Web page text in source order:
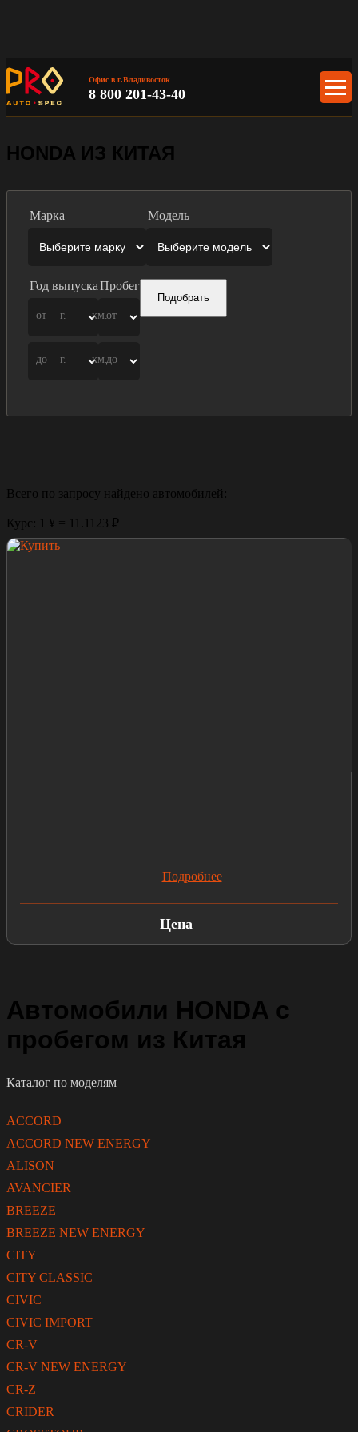
Офис в г.Владивосток
8 800 201-43-40
HONDA ИЗ КИТАЯ
Марка Модель
Год выпуска
от г.
до г.
Пробег
от
км.
до
км.
Подобрать
Всего по запросу найдено автомобилей:
Курс: 1 ¥ = 11.1123 ₽
Подробнее
Цена
Автомобили HONDA с
пробегом из Китая
Каталог по моделям
ACCORD
ACCORD NEW ENERGY
ALISON
AVANCIER
BREEZE
BREEZE NEW ENERGY
CITY
CITY CLASSIC
CIVIC
CIVIC IMPORT
CR-V
CR-V NEW ENERGY
CR-Z
CRIDER